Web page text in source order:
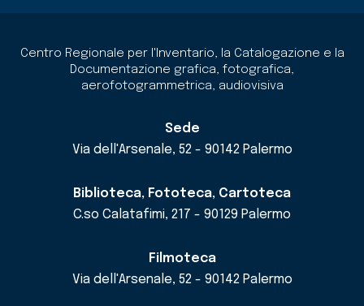
Centro Regionale per l'Inventario, la Catalogazione e la
Documentazione grafica, fotografica,
aerofotogrammetrica, audiovisiva
Sede
Via dell'Arsenale, 52 - 90142 Palermo
Biblioteca, Fototeca, Cartoteca
C.so Calatafimi, 217 - 90129 Palermo
Filmoteca
Via dell'Arsenale, 52 - 90142 Palermo